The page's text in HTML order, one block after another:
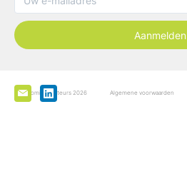
Aanmelden
De Boominspecteurs 2026 Algemene voorwaarden